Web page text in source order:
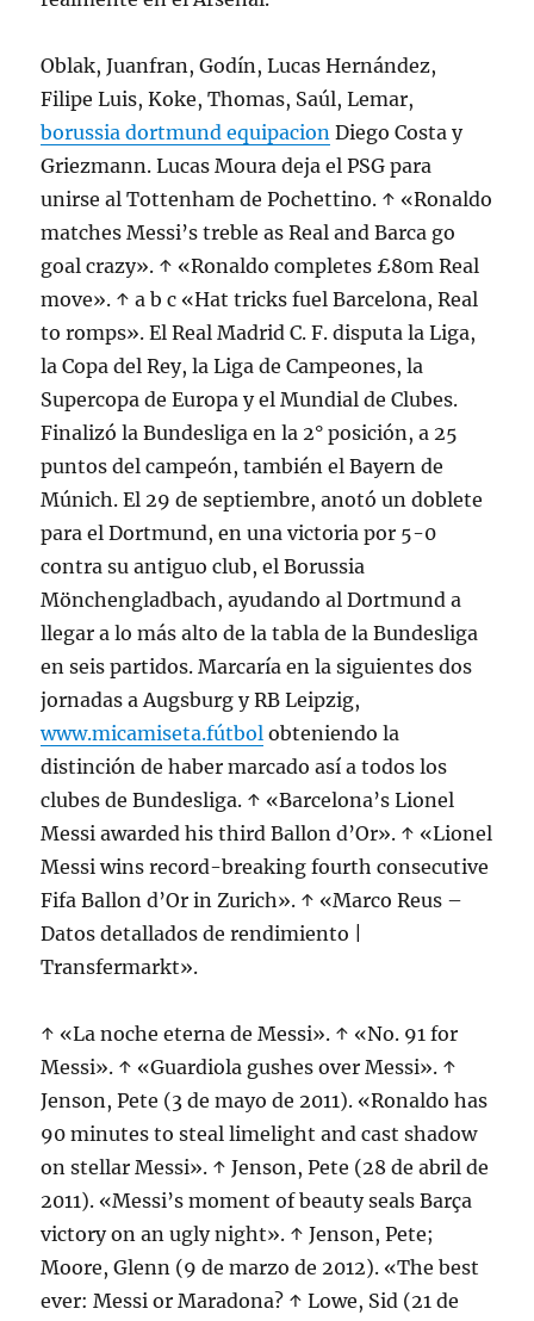
Oblak, Juanfran, Godín, Lucas Hernández,
Filipe Luis, Koke, Thomas, Saúl, Lemar,
borussia dortmund equipacion Diego Costa y
Griezmann. Lucas Moura deja el PSG para
unirse al Tottenham de Pochettino. ↑ «Ronaldo
matches Messi’s treble as Real and Barca go
goal crazy». ↑ «Ronaldo completes £80m Real
move». ↑ a b c «Hat tricks fuel Barcelona, Real
to romps». El Real Madrid C. F. disputa la Liga,
la Copa del Rey, la Liga de Campeones, la
Supercopa de Europa y el Mundial de Clubes.
Finalizó la Bundesliga en la 2° posición, a 25
puntos del campeón, también el Bayern de
Múnich. El 29 de septiembre, anotó un doblete
para el Dortmund, en una victoria por 5-0
contra su antiguo club, el Borussia
Mönchengladbach, ayudando al Dortmund a
llegar a lo más alto de la tabla de la Bundesliga
en seis partidos. Marcaría en la siguientes dos
jornadas a Augsburg y RB Leipzig,
www.micamiseta.fútbol obteniendo la
distinción de haber marcado así a todos los
clubes de Bundesliga. ↑ «Barcelona’s Lionel
Messi awarded his third Ballon d’Or». ↑ «Lionel
Messi wins record-breaking fourth consecutive
Fifa Ballon d’Or in Zurich». ↑ «Marco Reus –
Datos detallados de rendimiento |
Transfermarkt».
↑ «La noche eterna de Messi». ↑ «No. 91 for
Messi». ↑ «Guardiola gushes over Messi». ↑
Jenson, Pete (3 de mayo de 2011). «Ronaldo has
90 minutes to steal limelight and cast shadow
on stellar Messi». ↑ Jenson, Pete (28 de abril de
2011). «Messi’s moment of beauty seals Barça
victory on an ugly night». ↑ Jenson, Pete;
Moore, Glenn (9 de marzo de 2012). «The best
ever: Messi or Maradona? ↑ Lowe, Sid (21 de